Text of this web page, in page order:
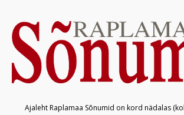
Ajaleht Raplamaa Sõnumid on kord nädalas